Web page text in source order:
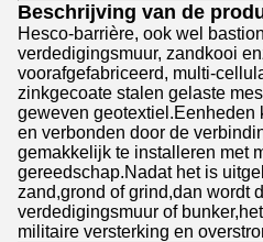
Beschrijving van de
Hesco-barrière, ook wel
verdedigingsmuur, zandkooi
voorafgefabriceerd, multi-
zinkgecoate stalen gelaste
geweven geotextiel.Eenheden
en verbonden door de
gemakkelijk te installeren met
gereedschap.Nadat het is
zand,grond of grind,dan wordt
verdedigingsmuur of
militaire versterking en